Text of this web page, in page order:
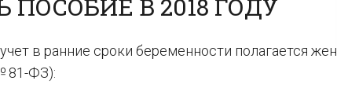
В 2018 ГОДУ
в ранние сроки беременности полагается
81-ФЗ):